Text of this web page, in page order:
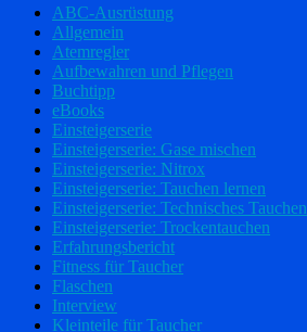
ABC-Ausrüstung
Allgemein
Atemregler
Aufbewahren und Pflegen
Buchtipp
eBooks
Einsteigerserie
Einsteigerserie: Gase mischen
Einsteigerserie: Nitrox
Einsteigerserie: Tauchen lernen
Einsteigerserie: Technisches Tauchen
Einsteigerserie: Trockentauchen
Erfahrungsbericht
Fitness für Taucher
Flaschen
Interview
Kleinteile für Taucher